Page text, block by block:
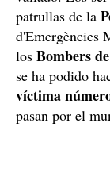
patrullas de la
d'Emergències
los Bombers
se ha podido
víctima
pasan por el